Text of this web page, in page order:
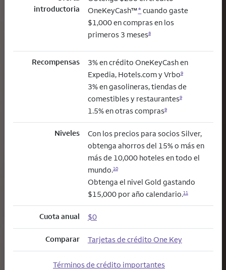
introductoria
OneKeyCash™* cuando gaste
$1,000 en compras en los
primeros 3 meses8
Recompensas
3% en crédito OneKeyCash en
Expedia, Hotels.com y Vrbo9
3% en gasolineras, tiendas de
comestibles y restaurantes9
1.5% en otras compras9
Niveles
Con los precios para socios Silver,
obtenga ahorros del 15% o más en
más de 10,000 hoteles en todo el
mundo.10
Obtenga el nivel Gold gastando
$15,000 por año calendario.11
Cuota anual $0
Comparar Tarjetas de crédito One Key
Términos de crédito importantes